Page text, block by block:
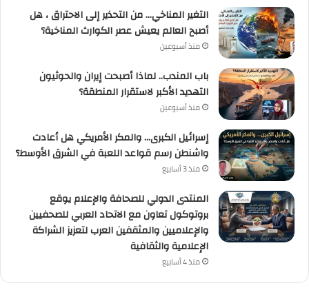
التغير المناخي… من التحذير إلى الاحتراق ، هل
أصبح العالم يعيش عصر الكوارث المناخية؟
منذ أسبوعين
باب المندب.. لماذا أصبحت إيران والحوثيون
التهديد الأكبر لاستقرار المنطقة؟
منذ أسبوعين
إسرائيل الكبرى… والمكر الأمريكي هل أعادت
واشنطن رسم قواعد اللعبة في الشرق الأوسط؟
منذ 3 أسابيع
المنتدى الدولي للصحافة والإعلام يوقع
بروتوكول تعاون مع الاتحاد العربي للصحفيين
والإعلاميين والمثقفين العرب لتعزيز الشراكة
الإعلامية والثقافية
منذ 4 أسابيع